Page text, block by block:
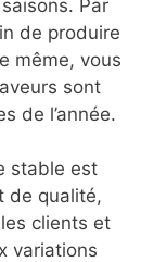
Par
de produire
même, vous
sont
de l’année.
stable est
de qualité,
clients et
variations